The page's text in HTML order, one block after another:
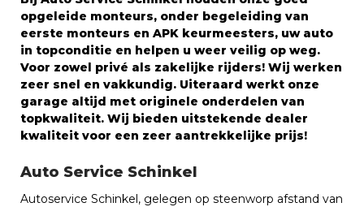
opgeleide monteurs, onder begeleiding van
eerste monteurs en APK keurmeesters, uw auto
in topconditie en helpen u weer veilig op weg.
Voor zowel privé als zakelijke rijders! Wij werken
zeer snel en vakkundig. Uiteraard werkt onze
garage altijd met originele onderdelen van
topkwaliteit. Wij bieden uitstekende dealer
kwaliteit voor een zeer aantrekkelijke prijs!
Auto Service Schinkel
Autoservice Schinkel, gelegen op steenworp afstand van